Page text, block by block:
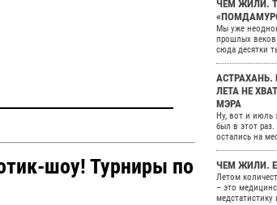
шоу! Турниры по
ЧЕМ ЖИЛИ.
Мы уже
прошлых
сюда десятки
АСТРАХАНЬ.
ЛЕТА НЕ
МЭРА
Ну, вот и июль
был в этот
остались на
ЧЕМ ЖИЛИ.
Летом
– это